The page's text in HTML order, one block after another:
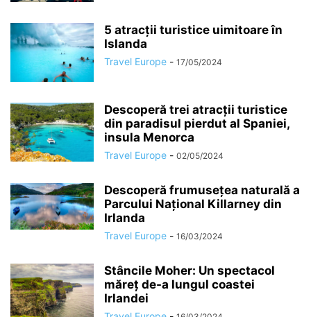
5 atracții turistice uimitoare în
Islanda
Travel Europe - 17/05/2024
Descoperă trei atracții turistice
din paradisul pierdut al Spaniei,
insula Menorca
Travel Europe - 02/05/2024
Descoperă frumusețea naturală a
Parcului Național Killarney din
Irlanda
Travel Europe - 16/03/2024
Stâncile Moher: Un spectacol
măreț de-a lungul coastei
Irlandei